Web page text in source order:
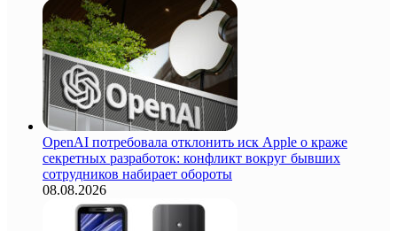
OpenAI потребовала отклонить иск Apple о краже
секретных разработок: конфликт вокруг бывших
сотрудников набирает обороты
08.08.2026